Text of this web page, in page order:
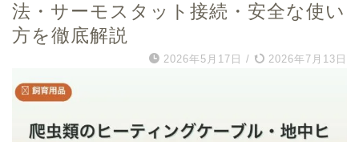
法・サーモスタット接続・安全な使い
方を徹底解説
2026年5月17日 / 2026年7月13日